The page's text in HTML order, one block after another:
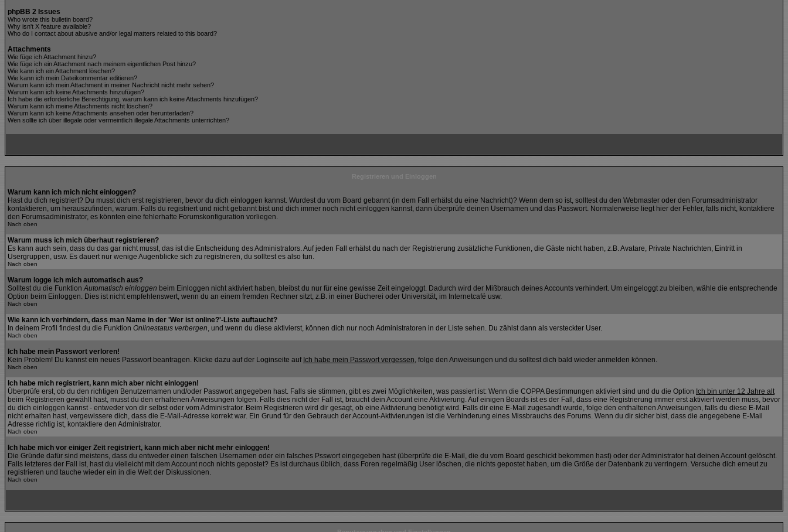
phpBB 2 Issues
Who wrote this bulletin board?
Why isn't X feature available?
Who do I contact about abusive and/or legal matters related to this board?
Attachments
Wie füge ich Attachment hinzu?
Wie füge ich ein Attachment nach meinem eigentlichen Post hinzu?
Wie kann ich ein Attachment löschen?
Wie kann ich mein Dateikommentar editieren?
Warum kann ich mein Attachment in meiner Nachricht nicht mehr sehen?
Warum kann ich keine Attachments hinzufügen?
Ich habe die erforderliche Berechtigung, warum kann ich keine Attachments hinzufügen?
Warum kann ich meine Attachments nicht löschen?
Warum kann ich keine Attachments ansehen oder herunterladen?
Wen sollte ich über illegale oder vermeintlich illegale Attachments unterrichten?
Warum kann ich mich nicht einloggen?
Hast du dich registriert? Du musst dich erst registrieren, bevor du dich einloggen kannst. Wurdest du vom Board gebannt (in dem Fall erhälst du eine Nachricht)? Wenn dem so ist, solltest du den Webmaster oder den Forumsadministrator
kontaktieren, um herauszufinden, warum. Falls du registriert und nicht gebannt bist und dich immer noch nicht einloggen kannst, dann überprüfe deinen Usernamen und das Passwort. Normalerweise liegt hier der Fehler, falls nicht, kontaktiere
den Forumsadministrator, es könnten eine fehlerhafte Forumskonfiguration vorliegen.
Nach oben
Warum muss ich mich überhaut registrieren?
Es kann auch sein, dass du das gar nicht musst, das ist die Entscheidung des Administrators. Auf jeden Fall erhälst du nach der Registrierung zusätzliche Funktionen, die Gäste nicht haben, z.B. Avatare, Private Nachrichten, Eintritt in
Usergruppen, usw. Es dauert nur wenige Augenblicke sich zu registrieren, du solltest es also tun.
Nach oben
Warum logge ich mich automatisch aus?
Solltest du die FunktionAutomatisch einloggen beim Einloggen nicht aktiviert haben, bleibst du nur für eine gewisse Zeit eingeloggt. Dadurch wird der Mißbrauch deines Accounts verhindert. Um eingeloggt zu bleiben, wähle die entsprechende
Option beim Einloggen. Dies ist nicht empfehlenswert, wenn du an einem fremden Rechner sitzt, z.B. in einer Bücherei oder Universität, im Internetcafé usw.
Nach oben
Wie kann ich verhindern, dass man Name in der 'Wer ist online?'-Liste auftaucht?
In deinem Profil findest du die Funktion Onlinestatus verbergen, und wenn du diese aktivierst, können dich nur noch Administratoren in der Liste sehen. Du zählst dann als versteckter User.
Nach oben
Ich habe mein Passwort verloren!
Kein Problem! Du kannst ein neues Passwort beantragen. Klicke dazu auf der Loginseite auf Ich habe mein Passwort vergessen, folge den Anweisungen und du solltest dich bald wieder anmelden können.
Nach oben
Ich habe mich registriert, kann mich aber nicht einloggen!
Überprüfe erst, ob du den richtigen Benutzernamen und/oder Passwort angegeben hast. Falls sie stimmen, gibt es zwei Möglichkeiten, was passiert ist: Wenn die COPPA Bestimmungen aktiviert sind und du die Option Ich bin unter 12 Jahre alt
beim Registrieren gewählt hast, musst du den erhaltenen Anweisungen folgen. Falls dies nicht der Fall ist, braucht dein Account eine Aktivierung. Auf einigen Boards ist es der Fall, dass eine Registrierung immer erst aktiviert werden muss, bevor
du dich einloggen kannst - entweder von dir selbst oder vom Administrator. Beim Registrieren wird dir gesagt, ob eine Aktivierung benötigt wird. Falls dir eine E-Mail zugesandt wurde, folge den enthaltenen Anweisungen, falls du diese E-Mail
nicht erhalten hast, vergewissere dich, dass die E-Mail-Adresse korrekt war. Ein Grund für den Gebrauch der Account-Aktivierungen ist die Verhinderung eines Missbrauchs des Forums. Wenn du dir sicher bist, dass die angegebene E-Mail
Adresse richtig ist, kontaktiere den Administrator.
Nach oben
Ich habe mich vor einiger Zeit registriert, kann mich aber nicht mehr einloggen!
Die Gründe dafür sind meistens, dass du entweder einen falschen Usernamen oder ein falsches Psswort eingegeben hast (überprüfe die E-Mail, die du vom Board geschickt bekommen hast) oder der Administrator hat deinen Account gelöscht.
Falls letzteres der Fall ist, hast du vielleicht mit dem Account noch nichts gepostet? Es ist durchaus üblich, dass Foren regelmäßig User löschen, die nichts gepostet haben, um die Größe der Datenbank zu verringern. Versuche dich erneut zu
registrieren und tauche wieder ein in die Welt der Diskussionen.
Nach oben